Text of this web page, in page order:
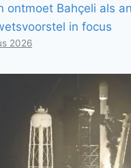
ontmoet Bahçeli als
in focus
2026